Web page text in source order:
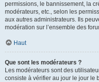
permissions, le bannissement, la
modérateurs, etc., selon les
aux autres administrateurs. Ils
modération sur l’ensemble des
Haut
Que sont les modérateurs ?
Les modérateurs sont des
consiste à vérifier au jour le jour le